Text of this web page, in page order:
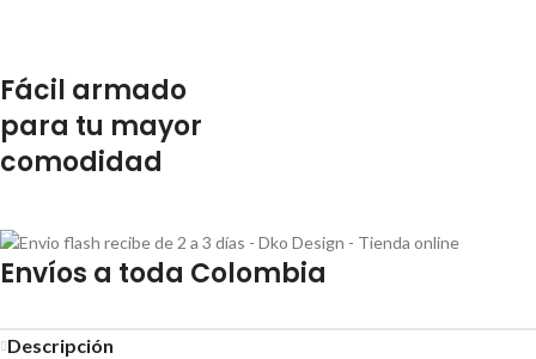
Fácil armado
para tu mayor
comodidad
Envíos a toda Colombia
Descripción